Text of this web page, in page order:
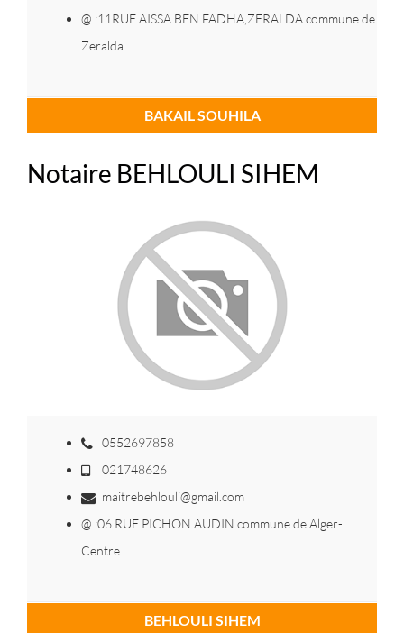
@ :11RUE AISSA BEN FADHA,ZERALDA commune de
Zeralda
BAKAIL SOUHILA
Notaire BEHLOULI SIHEM
0552697858
021748626
maitrebehlouli@gmail.com
@ :06 RUE PICHON AUDIN commune de Alger-
Centre
BEHLOULI SIHEM